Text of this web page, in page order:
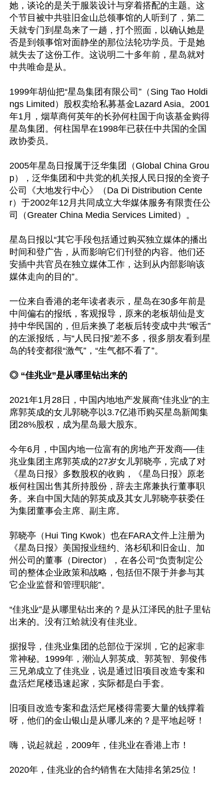
她，谈论的是关于服装设计与穿着搭配的主题。这
个节目被中共驻旧金山总领事馆的人听到了，第二
天就专门到星岛来了一趟，打个照面，以确认她是
否是到领事馆对面静坐的那位法轮功学员。于是她
就失去了这份工作。这说明二十多年前，星岛就对
中共唯命是从。
1999年胡仙把“星岛集团有限公司”（Sing Tao Holdi
ngs Limited）股权卖给私募基金Lazard Asia。2001
年1月，烟草商何英年的长孙何柱国于向该基金购得
星岛集团。何柱国早在1998年已获任中共国的全国
政协委员。
2005年星岛日报属于泛华集团（Global China Grou
p），泛华集团和中共党的机关报人民日报的全资子
公司《大地发行中心》（Da Di Distribution Cente
r）于2002年12月共同成立大华媒体服务有限责任公
司（Greater China Media Services Limited）。
星岛日报以“其它手段包括通过购买独立媒体的播出
时间和登广告，从而影响它们刊登的内容。他们还
安插中共官员在独立媒体工作，达到从内部影响该
媒体走向的目的”。
一位来自香港的老年读者表示，星岛在30多年前是
中间偏右的报纸，客观报导，原来的老板胡仙是支
持中华民国的，但后来换了老板后转变成中共“喉舌”
的左派报纸，与“人民日报”差不多，很多朋友看到星
岛的转变都很“激气”，“生气都不看了”。
◎ “佳兆业”是从哪里钻出来的
2021年1月28日，中国内地地产发展商“佳兆业”的主
席郭英成的女儿郭晓亭以3.7亿港币购买星岛新闻集
团28%股权，成为星岛最大股东。
今年6月，中国内地一位富有的房地产开发商──佳
兆业集团主席郭英成的27岁女儿郭晓亭，完成了对
《星岛日报》多数股权的收购，《星岛日报》原老
板何柱国出售其所持股份，辞去主席兼执行董事职
务。来自中国大陆的郭英成及其女儿郭晓亭获委任
为集团董事会主席、副主席。
郭晓亭（Hui Ting Kwok）也在FARA文件上注册为
《星岛日报》美国报业纽约、洛杉矶和旧金山、加
州公司的董事（Director），在各公司“负责制定公
司的整体企业政策和战略，包括但不限于并参与其
它企业监督和管理职能”。
“佳兆业”是从哪里钻出来的？是从江泽民的肚子里钻
出来的。没有江蛤就没有佳兆业。
据报导，佳兆业集团的总部位于深圳，它的起家非
常神秘。1999年，潮汕人郭英成、郭英智、郭俊伟
三兄弟成立了佳兆业，说是通过旧项目改造专案和
盘活烂尾楼迅速起家，实际都是白手套。
旧项目改造专案和盘活烂尾楼得需要大量的钱撑着
呀，他们的金山银山是从哪儿来的？是平地起呀！
嗨，说起就起，2009年，佳兆业在香港上市！
2020年，佳兆业的合约销售在大陆排名第25位！